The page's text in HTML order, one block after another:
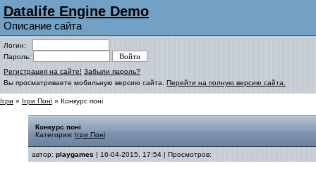
Datalife Engine Demo
Описание сайта
Логин:
Пароль:
Регистрация на сайте! Забыли пароль?
Вы просматриваете мобильную версию сайта. Перейти на полную версию сайта.
Ігри » Ігри Поні » Конкурс поні
Конкурс поні
Категория: Ігри Поні
автор: playgames | 16-04-2015, 17:54 | Просмотров: